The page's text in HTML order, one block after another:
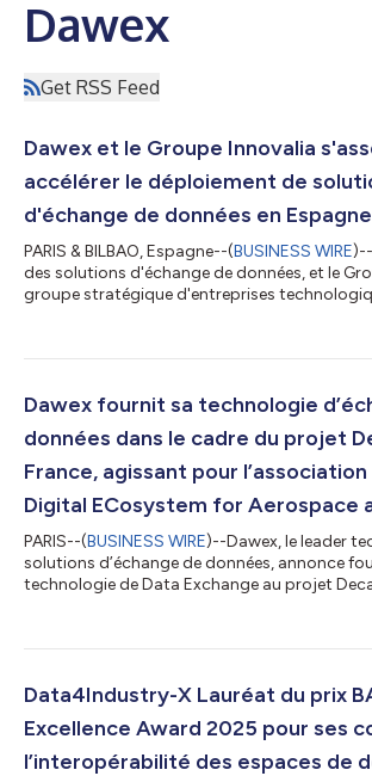
Dawex
Get RSS Feed
Dawex et le Groupe Innovalia
accélérer le déploiement de
d'échange de données en Espagne
PARIS & BILBAO, Espagne--(BUSINESS WIRE
des solutions d'échange de données, et le
groupe stratégique d'entreprises
déploiement d'espaces de données
et de services. Cette collaboration réunit
Dawex fournit sa technologie
données dans le cadre du projet
France, agissant pour l’association
Digital ECosystem for Aerospace
PARIS--(BUSINESS WIRE)--Dawex, le leader
solutions d’échange de données, annonce
technologie de Data Exchange au projet
interopérable et souverain dédié à l'échange
grandes organisations et PME des secteurs
de l'aérospatiale et de la dé...
Data4Industry-X Lauréat du prix
Excellence Award 2025 pour ses
l’interopérabilité des espaces de